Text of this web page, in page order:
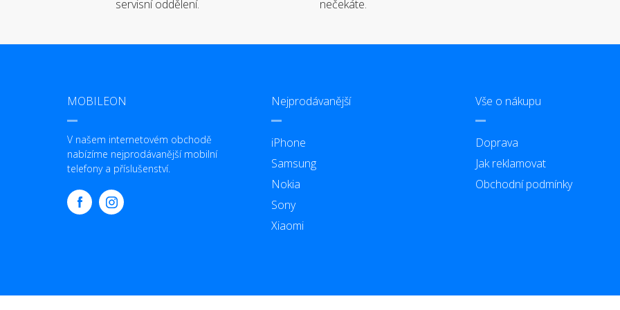
servisní oddělení.
nečekáte.
MOBILEON
V našem internetovém obchodě
nabízíme nejprodávanější mobilní
telefony a příslušenství.
Nejprodávanější
iPhone
Samsung
Nokia
Sony
Xiaomi
Vše o nákupu
Doprava
Jak reklamovat
Obchodní podmínky